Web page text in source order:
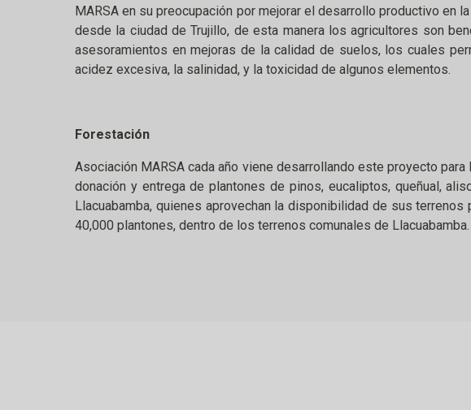
MARSA en su preocupación por mejorar el desarrollo productivo en
desde la ciudad de Trujillo, de esta manera los agricultores son
asesoramientos en mejoras de la calidad de suelos, los cuales
acidez excesiva, la salinidad, y la toxicidad de algunos elementos.
Forestación
Asociación MARSA cada año viene desarrollando este proyecto
donación y entrega de plantones de pinos, eucaliptos, queñual,
Llacuabamba, quienes aprovechan la disponibilidad de sus
40,000 plantones, dentro de los terrenos comunales de Llacuabamba.